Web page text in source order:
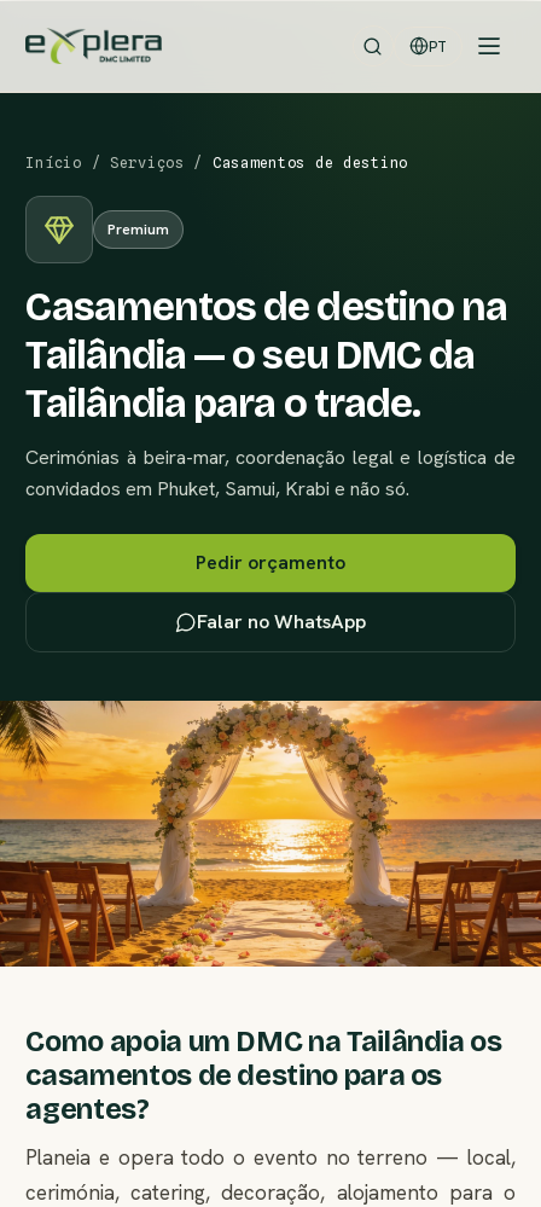
PT
Início / Serviços / Casamentos de destino
Premium
Casamentos de destino na
Tailândia — o seu DMC da
Tailândia para o trade.
Cerimónias à beira-mar, coordenação legal e logística de
convidados em Phuket, Samui, Krabi e não só.
Pedir orçamento
Falar no WhatsApp
Como apoia um DMC na Tailândia os
casamentos de destino para os
agentes?
Planeia e opera todo o evento no terreno — local,
cerimónia, catering, decoração, alojamento para o